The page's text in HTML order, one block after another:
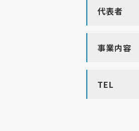
代表者
事業内容
TEL